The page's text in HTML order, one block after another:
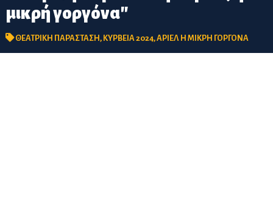
μικρή γοργόνα"
ΘΕΑΤΡΙΚΗ ΠΑΡΑΣΤΑΣΗ, ΚΥΡΒΕΙΑ 2024,ΑΡΙΕΛ Η ΜΙΚΡΗ ΓΟΡΓΟΝΑ